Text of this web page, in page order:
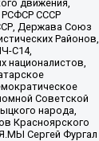
движения,
РСФСР СССР
Держава Союз
Районов,
С14,
националистов,
Советской
народа,
Красноярского
Сергей Фургал